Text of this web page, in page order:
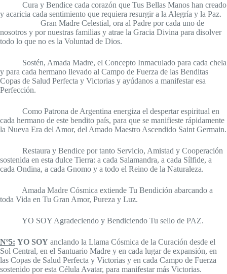
Cura y Bendice cada corazón que Tus Bellas Manos han creado
y acaricia cada sentimiento que requiera resurgir a la Alegría y la Paz.
Gran Madre Celestial, ora al Padre por cada uno de
nosotros y por nuestras familias y atrae la Gracia Divina para disolver
todo lo que no es la Voluntad de Dios.
Sostén, Amada Madre, el Concepto Inmaculado para cada chela
y para cada hermano llevado al Campo de Fuerza de las Benditas
Copas de Salud Perfecta y Victorias y ayúdanos a manifestar esa
Perfección.
Como Patrona de Argentina energiza el despertar espiritual en
cada hermano de este bendito país, para que se manifieste rápidamente
la Nueva Era del Amor, del Amado Maestro Ascendido Saint Germain.
Restaura y Bendice por tanto Servicio, Amistad y Cooperación
sostenida en esta dulce Tierra: a cada Salamandra, a cada Sílfide, a
cada Ondina, a cada Gnomo y a todo el Reino de la Naturaleza.
Amada Madre Cósmica extiende Tu Bendición abarcando a
toda Vida en Tu Gran Amor, Pureza y Luz.
YO SOY Agradeciendo y Bendiciendo Tu sello de PAZ.
Nº5: YO SOY anclando la Llama Cósmica de la Curación desde el
Sol Central, en el Santuario Madre y en cada lugar de expansión, en
las Copas de Salud Perfecta y Victorias y en cada Campo de Fuerza
sostenido por esta Célula Avatar, para manifestar más Victorias.